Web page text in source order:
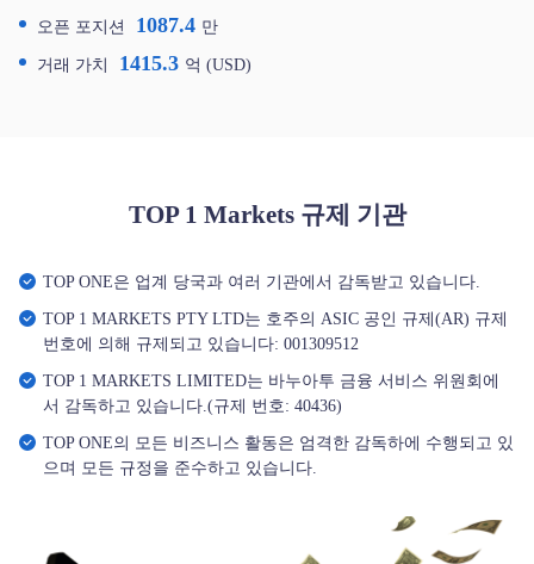
오픈 포지션 1087.4 만
거래 가치 1415.3 억 (USD)
TOP 1 Markets 규제 기관
TOP ONE은 업계 당국과 여러 기관에서 감독받고 있습니다.
TOP 1 MARKETS PTY LTD는 호주의 ASIC 공인 규제(AR) 규제
번호에 의해 규제되고 있습니다: 001309512
TOP 1 MARKETS LIMITED는 바누아투 금융 서비스 위원회에
서 감독하고 있습니다.(규제 번호: 40436)
TOP ONE의 모든 비즈니스 활동은 엄격한 감독하에 수행되고 있
으며 모든 규정을 준수하고 있습니다.